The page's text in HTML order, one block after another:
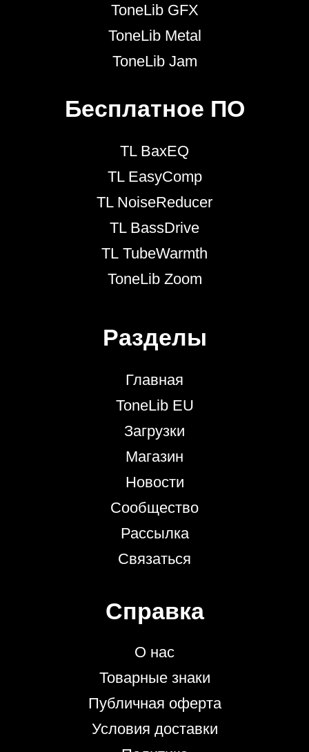
ToneLib GFX
ToneLib Metal
ToneLib Jam
Бесплатное ПО
TL BaxEQ
TL EasyComp
TL NoiseReducer
TL BassDrive
TL TubeWarmth
ToneLib Zoom
Разделы
Главная
ToneLib EU
Загрузки
Магазин
Новости
Сообщество
Рассылка
Связаться
Справка
О нас
Товарные знаки
Публичная оферта
Условия доставки